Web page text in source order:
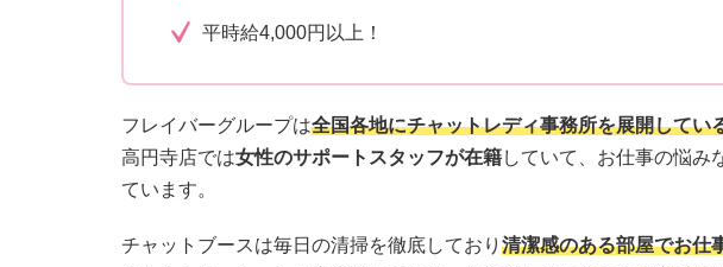
平時給4,000円以上！
フレイバーグループは全国各地にチャットレディ事務所を展開してい
高円寺店では女性のサポートスタッフが在籍していて、お仕事の悩み
ています。
チャットブースは毎日の清掃を徹底しており 清潔感のある部屋でお仕